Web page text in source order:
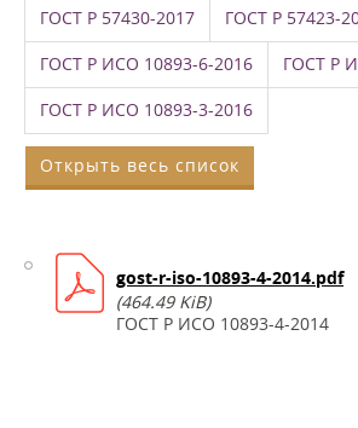
ГОСТ Р 57430-2017 ГОСТ Р 57423-
ГОСТ Р ИСО 10893-6-2016 ГОСТ Р
ГОСТ Р ИСО 10893-3-2016
Открыть весь список
gost-r-iso-10893-4-2014.pdf
(464.49 KiB)
ГОСТ Р ИСО 10893-4-2014